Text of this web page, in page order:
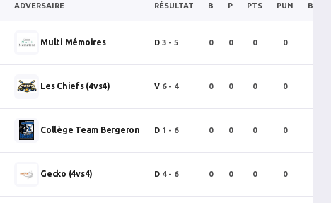
ADVERSAIRE RÉSULTAT B P PTS PUN BAN
Multi Mémoires D 3 - 5 0 0 0 0
Les Chiefs (4vs4) V 6 - 4 0 0 0 0
Collège Team Bergeron D 1 - 6 0 0 0 0
Gecko (4vs4) D 4 - 6 0 0 0 0